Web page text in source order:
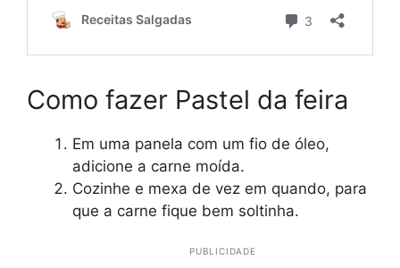
Como fazer Pastel da feira
Em uma panela com um fio de óleo,
adicione a carne moída.
Cozinhe e mexa de vez em quando, para
que a carne fique bem soltinha.
PUBLICIDADE